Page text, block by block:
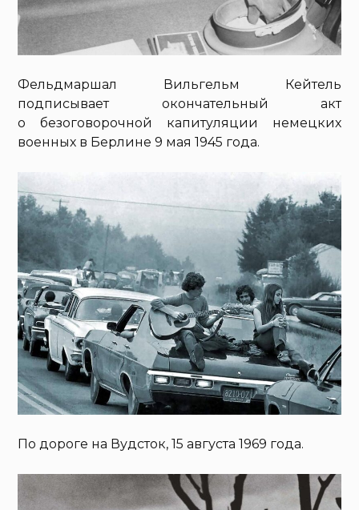
Фельдмаршал Вильгельм Кейтель
подписывает окончательный акт
о безоговорочной капитуляции немецких
военных в Берлине 9 мая 1945 года.
По дороге на Вудсток, 15 августа 1969 года.